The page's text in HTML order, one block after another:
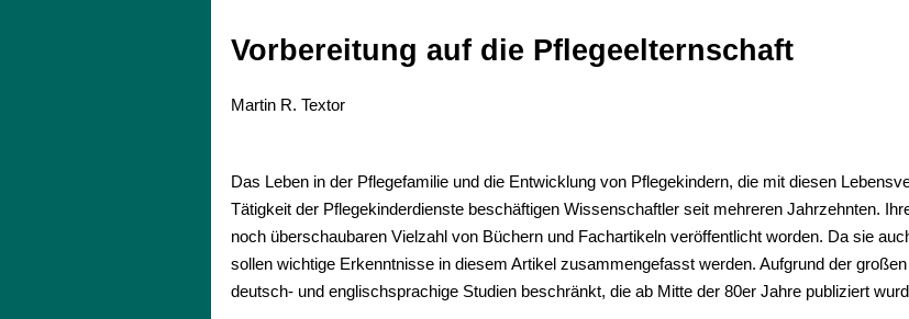
Vorbereitung auf die Pflegeelternschaft
Martin R. Textor
Das Leben in der Pflegefamilie und die Entwicklung von Pflegekindern, die mit diesen
Tätigkeit der Pflegekinderdienste beschäftigen Wissenschaftler seit mehreren Jahrzehnten.
noch überschaubaren Vielzahl von Büchern und Fachartikeln veröffentlicht worden. Da sie
sollen wichtige Erkenntnisse in diesem Artikel zusammengefasst werden. Aufgrund der
deutsch- und englischsprachige Studien beschränkt, die ab Mitte der 80er Jahre publiziert